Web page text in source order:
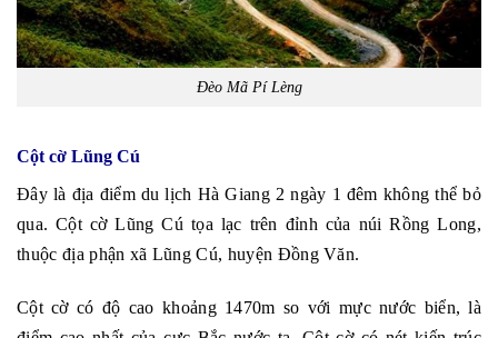
Đèo Mã Pí Lèng
Cột cờ Lũng Cú
Đây là địa điểm du lịch Hà Giang 2 ngày 1 đêm không thể bỏ
qua. Cột cờ Lũng Cú tọa lạc trên đỉnh của núi Rồng Long,
thuộc địa phận xã Lũng Cú, huyện Đồng Văn.
Cột cờ có độ cao khoảng 1470m so với mực nước biển, là